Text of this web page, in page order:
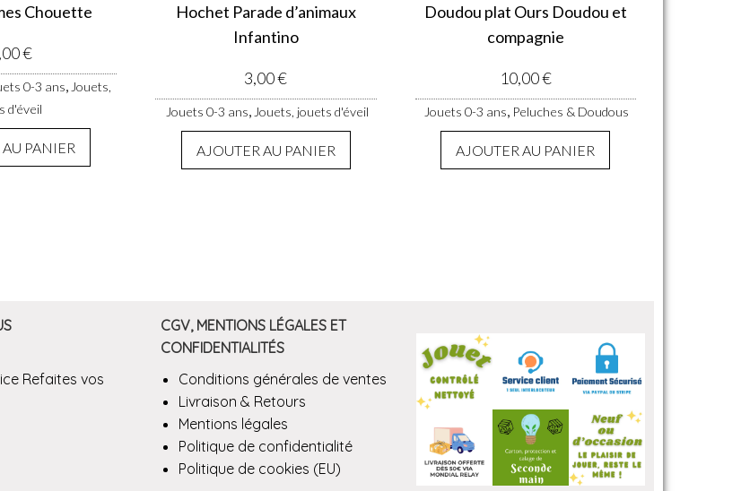
Chouette
€
0-3 ans Jouets,
d'éveil
PANIER
Hochet Parade d’animaux
Infantino
3,00€
Jouets 0-3 ans Jouets, jouets d'éveil
AJOUTER AU PANIER
Doudou plat Ours Doudou et
compagnie
10,00€
Jouets 0-3 ans Peluches & Doudous
AJOUTER AU PANIER
Refaites vos
CGV, MENTIONS LÉGALES ET
CONFIDENTIALITÉS
Conditions générales de ventes
Livraison & Retours
Mentions légales
Politique de confidentialité
Politique de cookies (EU)